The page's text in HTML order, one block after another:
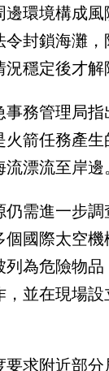
邊環境構成
封鎖海灘，
穩定後才解
事務管理局
火箭任務產
漂流至岸邊
仍需進一步
個國際太空機
列為危險物品
，並在現場
求附近部分